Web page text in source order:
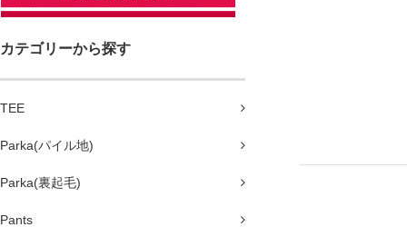
カテゴリーから探す
TEE
Parka(パイル地)
Parka(裏起毛)
Pants